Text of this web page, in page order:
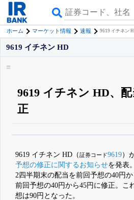
ホーム マーケット情報 速報 9619 イチネン
9619 イチネン HD
9619 イチネン HD、
正
くできる
無料でβ版をは
登録すると永久30%OFFと米株
9619 イチネン HD（証券コード9619）
予想の修正に関するお知らせを発表
2四半期末の配当を前回予想の40円
前回予想の40円から45円に修正。こ
想は90円となった。